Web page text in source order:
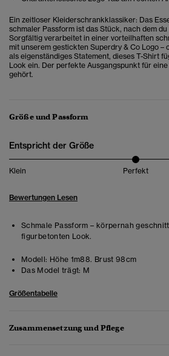
Ein zeitloser Kleiderschrankklassiker: Das
schmaler Passform ist das Stück, nach dem
Sorgfältig verarbeitet in einer vorteilhaften
mit unserem gestickten Superdry & Co Logo –
als eigenständiges Statement, dieses T-Shirt
Look ein. Der perfekte Ausgangspunkt für
gehört.
Größe und Passform
Entspricht der Größe
Klein Perfekt
Bewertungen Lesen
Schmale Passform – körpernah
figurbetonten Look.
Modell: Höhe 1m88. Brust 98cm
Das Model trägt: M
Größentabelle
Zusammensetzung und Pflege